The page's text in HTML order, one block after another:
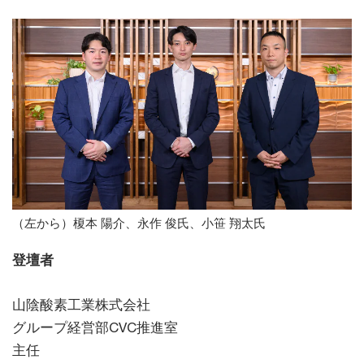
（左から）榎本 陽介、永作 俊氏、小笹 翔太氏
登壇者
山陰酸素工業株式会社
グループ経営部CVC推進室
主任